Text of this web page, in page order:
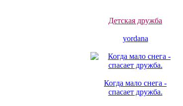
Детская дружба
yordana
Когда мало снега -
спасает дружба.